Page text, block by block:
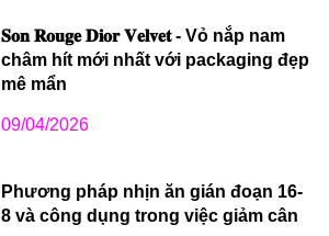
𝐒𝐨𝐧 𝐑𝐨𝐮𝐠𝐞 𝐃𝐢𝐨𝐫 𝐕𝐞𝐥𝐯𝐞𝐭 - Vỏ nắp nam
châm hít mới nhất với packaging đẹp
mê mẩn
09/04/2026
Phương pháp nhịn ăn gián đoạn 16-
8 và công dụng trong việc giảm cân